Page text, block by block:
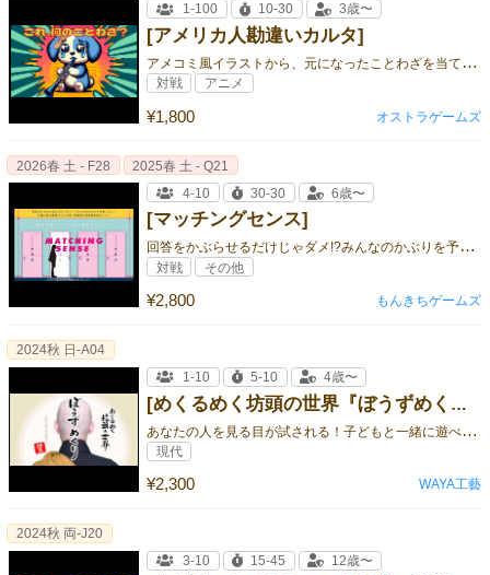
[アメリカ人勘違いカルタ]
ア
メコミ風イラストから、元になったことわざを当てるカルタ！ ただしことわざには間違いがいっぱい、、、
¥1,800
1-100
10-30 3歳〜
対戦 アニメ
オストラゲームズ
[マッチングセンス]
回
答をかぶらせるだけじゃダメ!?みんなのかぶりを予想しよう！お題の数は驚愕の648問！新感覚の価値観共感ゲーム！
¥2,800
2026春 土 - F28
2025春 土 - Q21
4-10
30-30 6歳〜
対戦 その他
もんきちゲームズ
[めくるめく坊頭の世界『ぼうずめくり』]
あ
なたの人を見る目が試される！子どもと一緒に遊べる既視感系絵合わせカードゲームです。
¥2,300
2024秋 日-A04
1-10
5-10 4歳〜
現代
WAYA工藝
2024秋 両-J20
3-10
15-45 12歳〜